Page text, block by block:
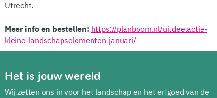
Utrecht.
Meer info en bestellen: https://planboom.nl/uitdeelactie-
kleine-landschapselementen-januari/
Het is jouw wereld
Wij zetten ons in voor het landschap en het erfgoed van de